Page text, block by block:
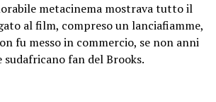
metacinema mostrava tutto il
al film, compreso un lanciafiamme,
fu messo in commercio, se non anni
sudafricano fan del Brooks.